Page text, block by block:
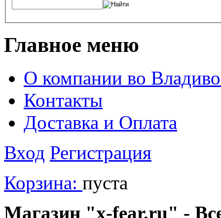
Главное меню
О компании во
Контакты
Доставка и Оплата
Вход Регистрация
Корзина: пуста
Магазин "x-fear.ru" -